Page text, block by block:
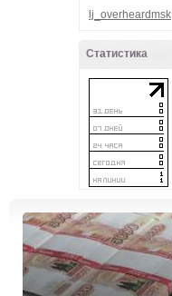
lj_overheardmsk
Статистика